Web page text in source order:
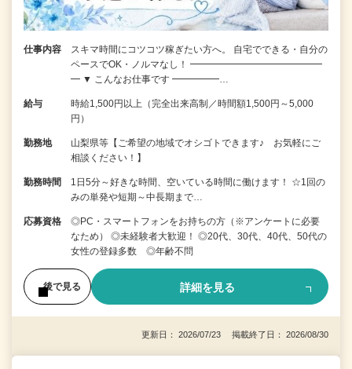
仕事内容
スキマ時間にコツコツ稼ぎたい方へ。 自宅でできる・自分の
ペースでOK・ノルマなし！ ━━━━━━━━━━━━━━
━ ▼ こんなお仕事です ━━━━━…
給与
時給1,500円以上（完全出来高制／時間額1,500円～5,000
円）
勤務地
山梨県等【ご希望の地域でオシゴトできます♪ お気軽にご
相談ください！】
勤務時間
1日5分～好きな時間、空いている時間に働けます！ ☆1回の
みの単発や短期～中長期まで…
応募資格
◎PC・スマートフォンをお持ちの方（※アンケートに必要
なため） ◎未経験者大歓迎！ ◎20代、30代、40代、50代の
女性の登録多数 ◎年齢不問
後で見る 詳細を見る
更新日： 2026/07/23 掲載終了日： 2026/08/30